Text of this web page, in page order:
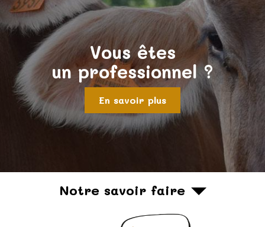
Vous êtes
un professionnel ?
En savoir plus
Notre savoir faire